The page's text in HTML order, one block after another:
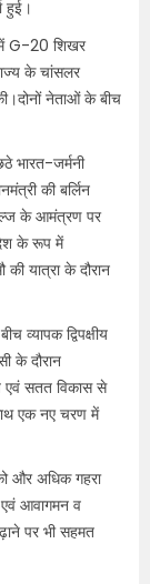
हुई।
में G-20 शिखर
के चांसलर
नेताओं के बीच
भारत-जर्मनी
की बर्लिन
के आमंत्रण पर
के रूप में
की यात्रा के दौरान
व्यापक द्विपक्षीय
के दौरान
एवं सतत विकास से
एक नए चरण में
और अधिक गहरा
एवं आवागमन व
पर भी सहमत